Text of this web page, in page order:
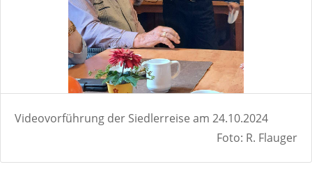
Videovorführung der Siedlerreise am 24.10.2024
Foto: R. Flauger